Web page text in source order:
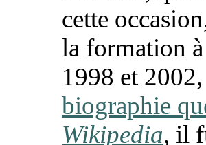
cette
la formation
1998 et
biographie
Wikipedia, il